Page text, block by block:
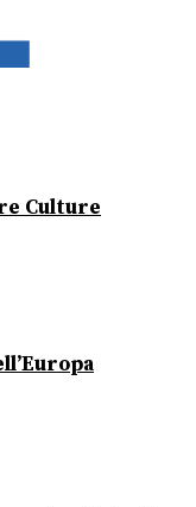
Culture